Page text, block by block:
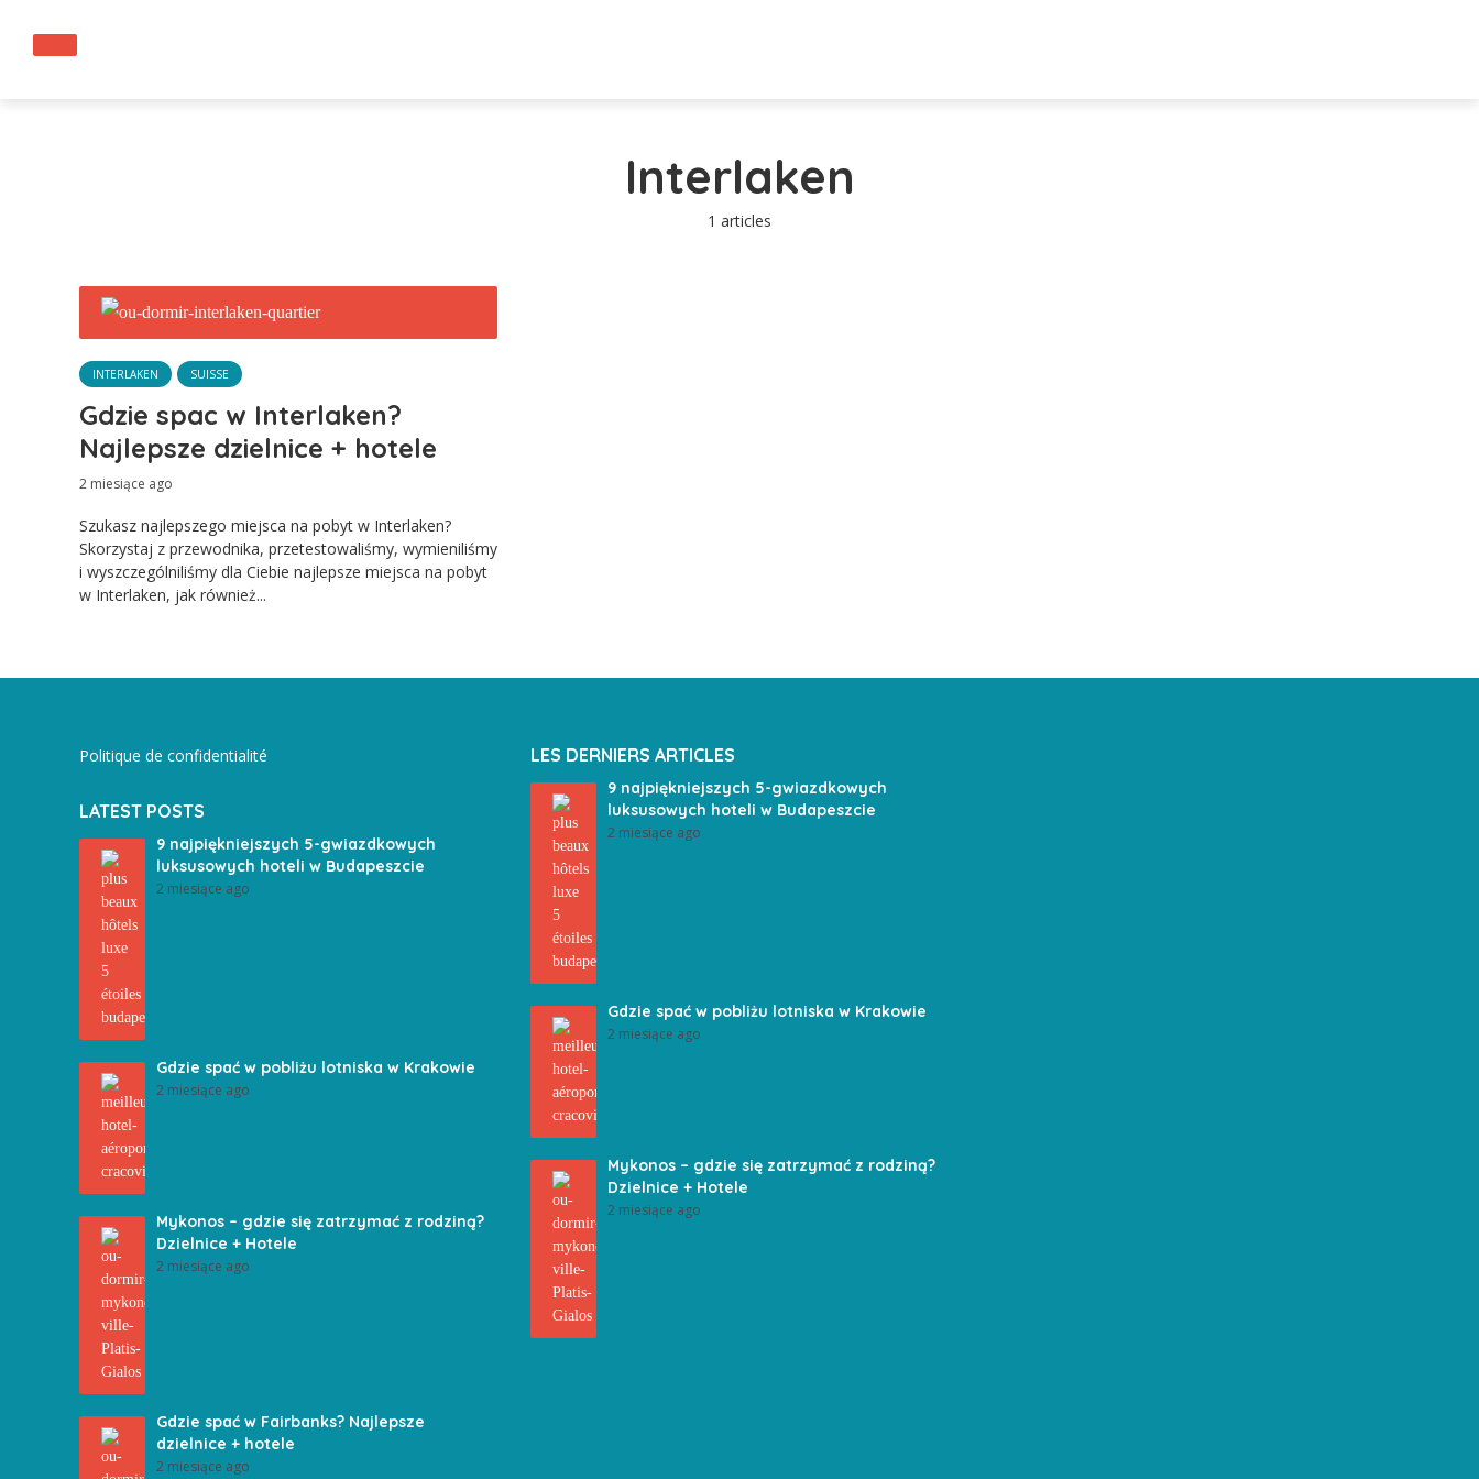
Interlaken
1 articles
INTERLAKEN SUISSE
Gdzie spac w Interlaken?
Najlepsze dzielnice + hotele
2 miesiące ago
Szukasz najlepszego miejsca na pobyt w Interlaken?
Skorzystaj z przewodnika, przetestowaliśmy, wymieniliśmy
i wyszczególniliśmy dla Ciebie najlepsze miejsca na pobyt
w Interlaken, jak również...
Politique de confidentialité
LATEST POSTS
9 najpiękniejszych 5-gwiazdkowych
luksusowych hoteli w Budapeszcie
2 miesiące ago
Gdzie spać w pobliżu lotniska w Krakowie
2 miesiące ago
Mykonos – gdzie się zatrzymać z rodziną?
Dzielnice + Hotele
2 miesiące ago
Gdzie spać w Fairbanks? Najlepsze
dzielnice + hotele
2 miesiące ago
LES DERNIERS ARTICLES
9 najpiękniejszych 5-gwiazdkowych
luksusowych hoteli w Budapeszcie
2 miesiące ago
Gdzie spać w pobliżu lotniska w Krakowie
2 miesiące ago
Mykonos – gdzie się zatrzymać z rodziną?
Dzielnice + Hotele
2 miesiące ago